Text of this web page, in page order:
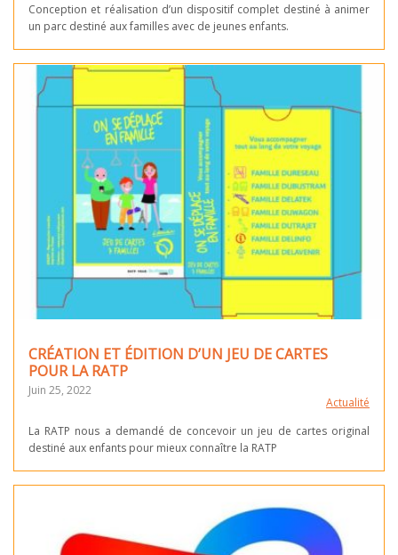
Conception et réalisation d’un dispositif complet destiné à animer
un parc destiné aux familles avec de jeunes enfants.
CRÉATION ET ÉDITION D’UN JEU DE CARTES
POUR LA RATP
Juin 25, 2022
Actualité
La RATP nous a demandé de concevoir un jeu de cartes original
destiné aux enfants pour mieux connaître la RATP